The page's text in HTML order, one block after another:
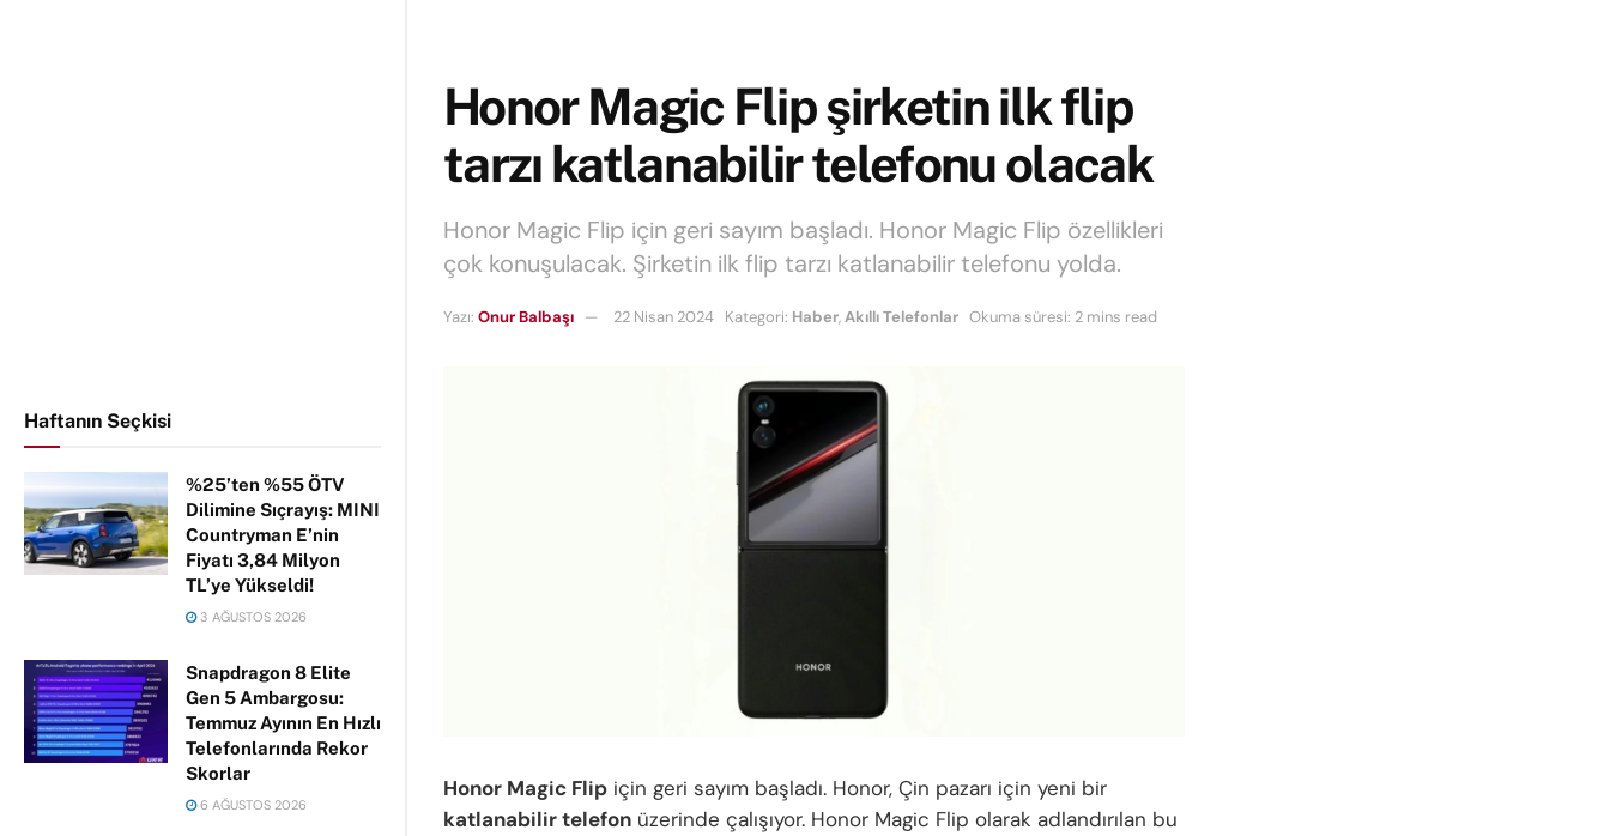
Haftanın Seçkisi
%25’ten %55 ÖTV
Dilimine Sıçrayış: MINI
Countryman E’nin
Fiyatı 3,84 Milyon
TL’ye Yükseldi!
3 AĞUSTOS 2026
Snapdragon 8 Elite
Gen 5 Ambargosu:
Temmuz Ayının En Hızlı
Telefonlarında Rekor
Skorlar
6 AĞUSTOS 2026
Honor Magic Flip şirketin ilk flip
tarzı katlanabilir telefonu olacak
Honor Magic Flip için geri sayım başladı. Honor Magic Flip özellikleri
çok konuşulacak. Şirketin ilk flip tarzı katlanabilir telefonu yolda.
Yazı: Onur Balbaşı 22 Nisan 2024 Kategori: Haber,Akıllı Telefonlar Okuma süresi: 2 mins read
Honor Magic Flip için geri sayım başladı. Honor, Çin pazarı için yeni bir
katlanabilir telefon üzerinde çalışıyor. Honor Magic Flip olarak adlandırılan bu